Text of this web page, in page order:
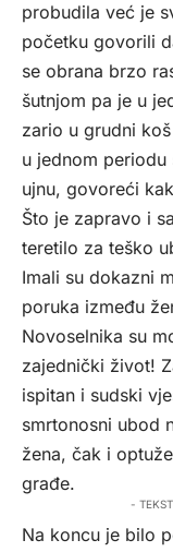
probudila već je
početku govorili
se obrana brzo
šutnjom pa je u
zario u grudni
u jednom
ujnu, govoreći
Što je zapravo i
teretilo za teško
Imali su dokazni
poruka između
Novoselnika su
zajednički život!
ispitan i sudski
smrtonosni ubod
žena, čak i
građe.
-
Na koncu je bilo